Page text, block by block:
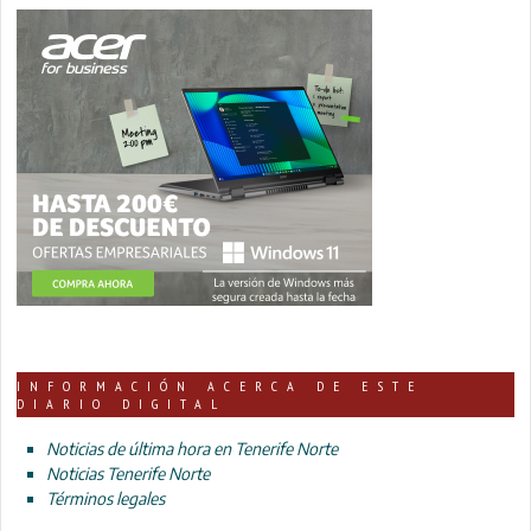
INFORMACIÓN ACERCA DE ESTE
DIARIO DIGITAL
Noticias de última hora en Tenerife Norte
Noticias Tenerife Norte
Términos legales